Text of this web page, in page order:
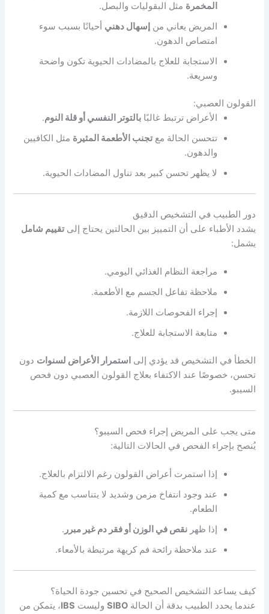
المخمرة مثل البقوليات والبصل.
المريض يعاني منإسهال دهني أحيانًا بسبب سوء
امتصاص الدهون.
الاستجابة للعلاج بالمضادات الحيوية تكون واضحة
وسريعة.
القولون العصبي:
الأعراض ترتبط غالبًابالتوتر النفسي أو قلة النوم.
تتحسن الحالة معتجنب الأطعمة المثيرة مثل الكافيين
والدهون.
لا يظهر تحسن كبير بعد تناول المضادات الحيوية.
دور الطبيب في التشخيص الدقيق
يشدد الأطباء على أن التمييز بين الحالتين يحتاج إلىتقييم شامل
يشمل:
مراجعة النظام الغذائي اليومي.
ملاحظة تفاعل الجسم مع الأطعمة.
إجراء الفحوصات اللازمة.
متابعة الاستجابة للعلاج.
الخطأ في التشخيص قد يؤدي إلى استمرار الأعراض لسنوات دون
تحسن، خصوصًا عند الاكتفاء بعلاج القولون العصبي دون فحص
السيبو.
متى يجب على المريض إجراء فحص السيبو؟
يُنصح بإجراء الفحص في الحالات التالية:
إذا استمرت أعراض القولون رغم الالتزام بالعلاج.
عند وجود انتفاخ مزمن وشديد لا يتناسب مع كمية
الطعام.
إذا ظهرنقص في الوزن أو فقر دم غير مبرر .
عند ملاحظة رائحة فم كريهة مرتبطة بالأمعاء.
كيف يساعد التشخيص الصحيح في تحسين جودة الحياة؟
عندما يحدد الطبيب بدقة أن الحالةSIBO وليست IBS، يتمكن من